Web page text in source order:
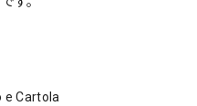
e Cartola